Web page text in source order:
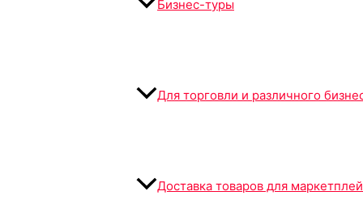
Бизнес-туры
Для торговли и различного
Доставка товаров для